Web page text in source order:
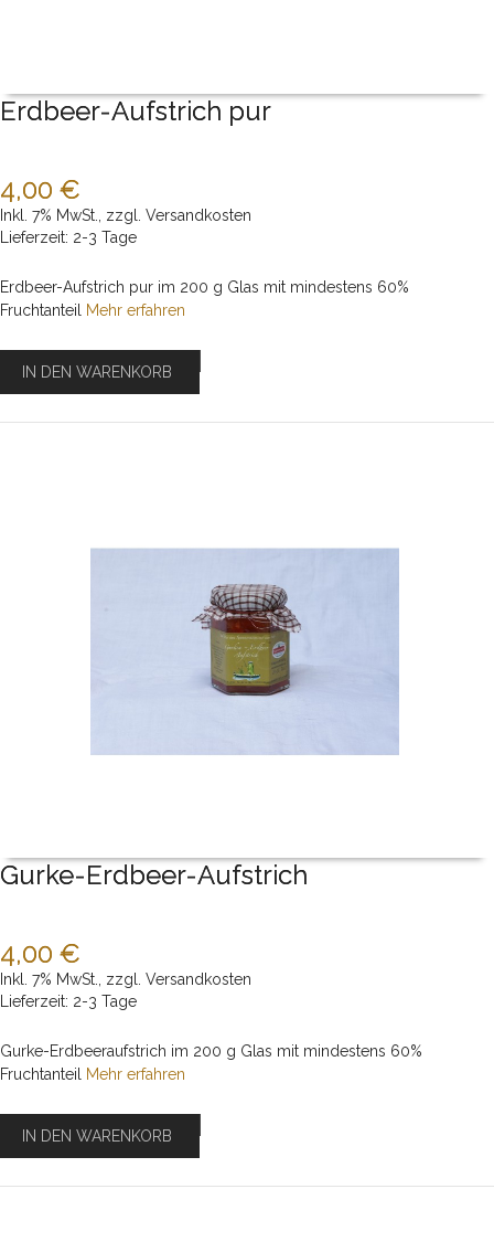
Erdbeer-Aufstrich pur
4,00 €
Inkl. 7% MwSt., zzgl. Versandkosten
Lieferzeit: 2-3 Tage
Erdbeer-Aufstrich pur im 200 g Glas mit mindestens 60%
Fruchtanteil Mehr erfahren
IN DEN WARENKORB
Gurke-Erdbeer-Aufstrich
4,00 €
Inkl. 7% MwSt. zzgl. Versandkosten
Lieferzeit: 2-3 Tage
Gurke-Erdbeeraufstrich im 200 g Glas mit mindestens 60%
Fruchtanteil
Mehr erfahren
IN DEN WARENKORB